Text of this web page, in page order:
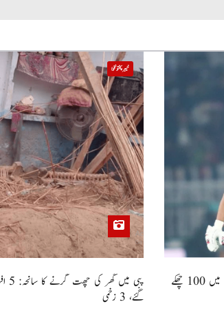
صاحبزادہ فرحان ایک سال میں ٹی ٹوئنٹی کرکٹ میں 100 چھکے
خیبر پختونخوا
گئے، 3 زخمی